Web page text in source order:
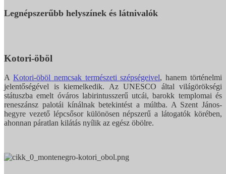
Legnépszerűbb helyszínek és látnivalók
Kotori-öböl
A Kotori-öböl nemcsak természeti szépségeivel, hanem történelmi
jelentőségével is kiemelkedik. Az UNESCO által világörökségi
státuszba emelt óváros labirintusszerű utcái, barokk templomai és
reneszánsz palotái kínálnak betekintést a múltba. A Szent János-
hegyre vezető lépcsősor különösen népszerű a látogatók körében,
ahonnan páratlan kilátás nyílik az egész öbölre.